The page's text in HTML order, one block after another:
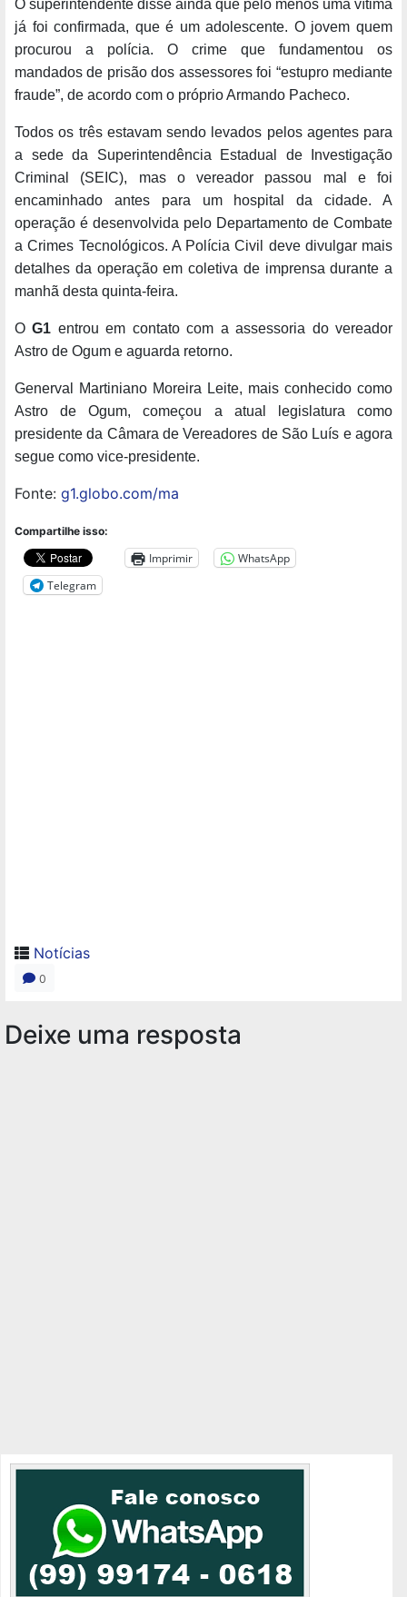
O superintendente disse ainda que pelo menos uma vítima
já foi confirmada, que é um adolescente. O jovem quem
procurou a polícia. O crime que fundamentou os
mandados de prisão dos assessores foi “estupro mediante
fraude”, de acordo com o próprio Armando Pacheco.
Todos os três estavam sendo levados pelos agentes para
a sede da Superintendência Estadual de Investigação
Criminal (SEIC), mas o vereador passou mal e foi
encaminhado antes para um hospital da cidade. A
operação é desenvolvida pelo Departamento de Combate
a Crimes Tecnológicos. A Polícia Civil deve divulgar mais
detalhes da operação em coletiva de imprensa durante a
manhã desta quinta-feira.
OG1 entrou em contato com a assessoria do vereador
Astro de Ogum e aguarda retorno.
Generval Martiniano Moreira Leite, mais conhecido como
Astro de Ogum, começou a atual legislatura como
presidente da Câmara de Vereadores de São Luís e agora
segue como vice-presidente.
Fonte: g1.globo.com/ma
Compartilhe isso:
Imprimir
WhatsApp
Telegram
Notícias
0
Deixe uma resposta